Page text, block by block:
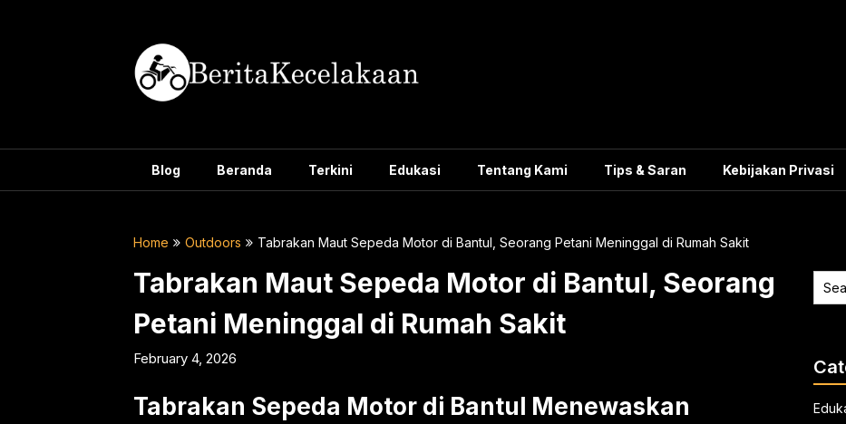
Blog Beranda Terkini Edukasi Tentang Kami Tips & Saran Kebijakan Privasi
Home Outdoors Tabrakan Maut Sepeda Motor di Bantul, Seorang Petani Meninggal di Rumah Sakit
Tabrakan Maut Sepeda Motor di Bantul, Seorang
Petani Meninggal di Rumah Sakit
February 4, 2026
Tabrakan Sepeda Motor di Bantul Menewaskan